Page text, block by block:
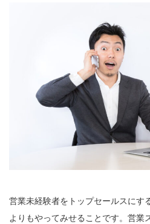
営業未経験者をトップセールスにす
よりもやってみせることです。営業